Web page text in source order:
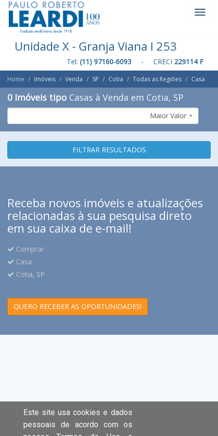
Unidade X - Granja Viana I 253
Tel: (11) 97160-6093 - CRECI 229114 F
Home Imóveis Venda SP Cotia Todas as Regiões Casa
0 Imóveis tipo Casas à Venda em Cotia, SP
Maior Valor
FILTRAR RESULTADOS
Receba novos imóveis e atualizações
relacionadas à sua pesquisa direto
em sua caixa de e-mail!
Comprar
Casa
Cotia, SP
QUERO RECEBER AS OPORTUNIDADES!
Este site usa cookies e dados
pessoais de acordo com os